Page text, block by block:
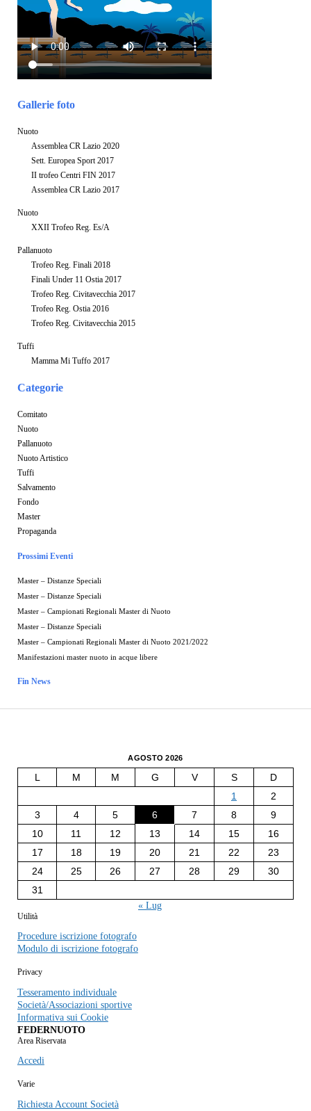
Gallerie foto
Nuoto
Assemblea CR Lazio 2020
Sett. Europea Sport 2017
II trofeo Centri FIN 2017
Assemblea CR Lazio 2017
Nuoto
XXII Trofeo Reg. Es/A
Pallanuoto
Trofeo Reg. Finali 2018
Finali Under 11 Ostia 2017
Trofeo Reg. Civitavecchia 2017
Trofeo Reg. Ostia 2016
Trofeo Reg. Civitavecchia 2015
Tuffi
Mamma Mi Tuffo 2017
Categorie
Comitato
Nuoto
Pallanuoto
Nuoto Artistico
Tuffi
Salvamento
Fondo
Master
Propaganda
Prossimi Eventi
Master – Distanze Speciali
Master – Distanze Speciali
Master – Campionati Regionali Master di Nuoto
Master – Distanze Speciali
Master – Campionati Regionali Master di Nuoto 2021/2022
Manifestazioni master nuoto in acque libere
Fin News
AGOSTO 2026
L M M G V S
D
1
2
3
4 5 6 7 8
9
10
11 12 13 14 15
16
17
18 19 20 21 22
23
24
25 26 27 28 29
30
31
« Lug
Utilità
Procedure iscrizione fotografo
Modulo di iscrizione fotografo
Privacy
Tesseramento individuale
Società/Associazioni sportive
Informativa sui Cookie
FEDERNUOTO
Area Riservata
Accedi
Varie
Richiesta Account Società